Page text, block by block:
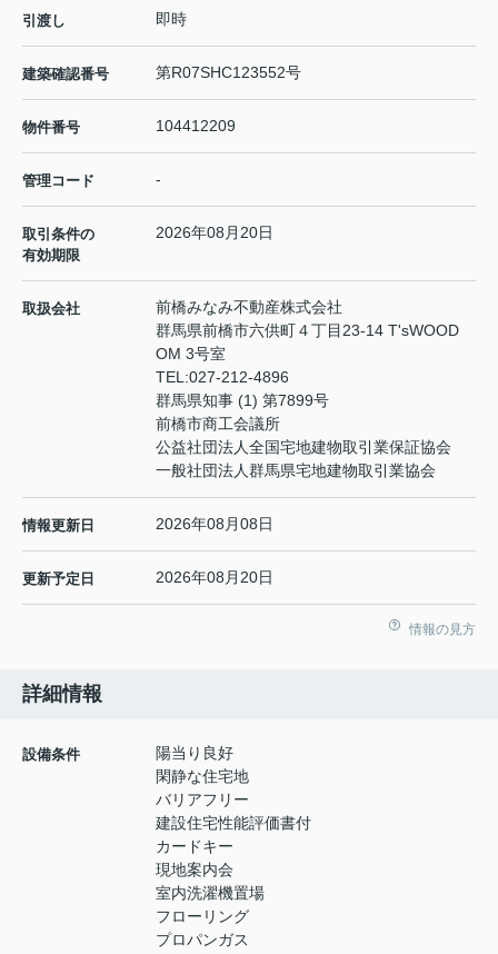
引渡し 即時
建築確認番号 第R07SHC123552号
物件番号 104412209
管理コード -
取引条件の
有効期限
2026年08月20日
取扱会社
前橋みなみ不動産株式会社
群馬県前橋市六供町４丁目23‐14 T'sWOOD
OM 3号室
TEL:027-212-4896
群馬県知事 (1) 第7899号
前橋市商工会議所
公益社団法人全国宅地建物取引業保証協会
一般社団法人群馬県宅地建物取引業協会
情報更新日 2026年08月08日
更新予定日 2026年08月20日
情報の見方
詳細情報
設備条件
陽当り良好
閑静な住宅地
バリアフリー
建設住宅性能評価書付
カードキー
現地案内会
室内洗濯機置場
フローリング
プロパンガス